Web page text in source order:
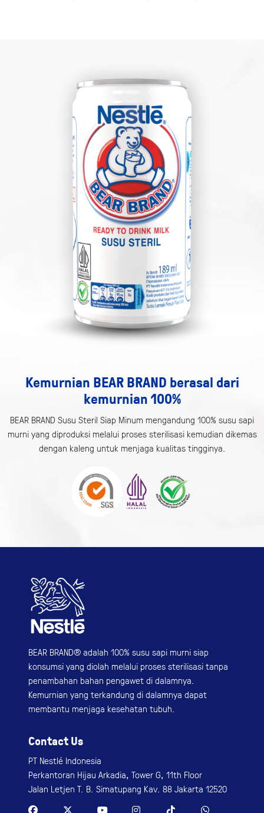
Kemurnian BEAR BRAND berasal dari
kemurnian 100%
BEAR BRAND Susu Steril Siap Minum mengandung 100% susu sapi
murni yang diproduksi melalui proses sterilisasi kemudian dikemas
dengan kaleng untuk menjaga kualitas tingginya.
BEAR BRAND® adalah 100% susu sapi murni siap
konsumsi yang diolah melalui proses sterilisasi tanpa
penambahan bahan pengawet di dalamnya.
Kemurnian yang terkandung di dalamnya dapat
membantu menjaga kesehatan tubuh.
Contact Us
PT Nestlé Indonesia
Perkantoran Hijau Arkadia, Tower G, 11th Floor
Jalan Letjen T. B. Simatupang Kav. 88 Jakarta 12520